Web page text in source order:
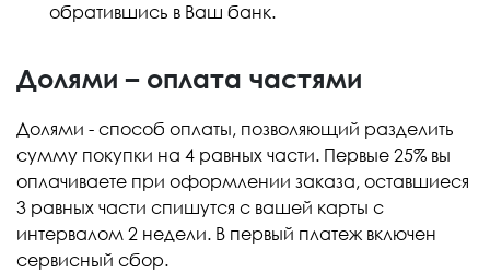
обратившись в Ваш банк.
Долями – оплата частями
Долями - способ оплаты, позволяющий разделить
сумму покупки на 4 равных части. Первые 25% вы
оплачиваете при оформлении заказа, оставшиеся
3 равных части спишутся с вашей карты с
интервалом 2 недели. В первый платеж включен
сервисный сбор.